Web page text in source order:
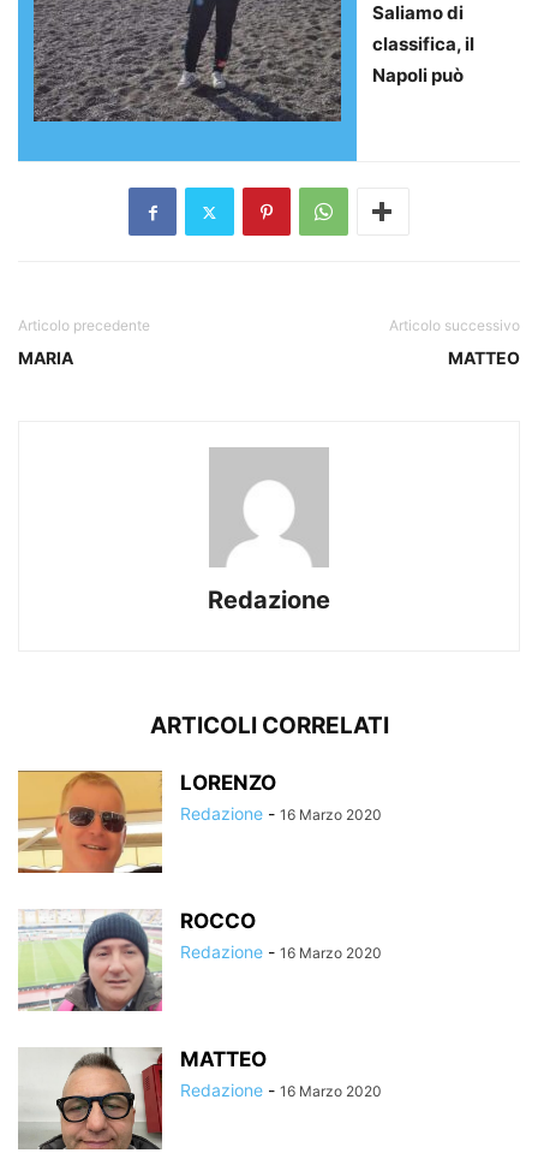
Saliamo di
classifica, il
Napoli può
Articolo precedente
MARIA
Articolo successivo
MATTEO
Redazione
ARTICOLI CORRELATI
LORENZO
Redazione - 16 Marzo 2020
ROCCO
Redazione - 16 Marzo 2020
MATTEO
Redazione - 16 Marzo 2020